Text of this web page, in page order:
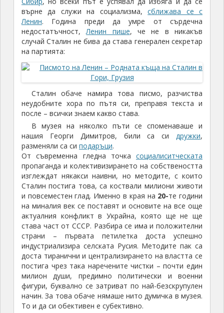
върне да служи на социализма,сближава се с
Ленин. Година преди да умре от сърдечна
недостатъчност,Ленин пише, че не в никакъв
случай Сталин не бива да става генерален секретар
на партията:
Сталин обаче намира това писмо, разчиства
неудобните хора по пътя си, преправя текста и
после – всички знаем какво става.
В музея на няколко пъти се споменаваше и
нашия Георги Димитров, били са сидружки,
разменяли са си подаръци.
От съвременна гледна точкасоциалиситческата
пропаганда и колективизирането на собствеността
изглеждат някакси наивни, но методите, с които
Сталин постига това, са коствали милиони животи
и повсеместен глад. Именно в края на 20-те години
на миналия век се поставят и основите на все още
актуалния конфликт в Украйна, която ще не ще
става част от СССР. Разбира се има и положителни
страни – първата петилетка доста успешно
индустриализира селската Русия. Методите пак са
доста тиранични и централизирането на властта се
постига чрез така наречените чистки – почти един
милион души, предимно политически и военни
фигури, буквално се затриват по най-безскрупулен
начин. За това обаче нямаше нито думичка в музея.
То и да си обективен е субективно.